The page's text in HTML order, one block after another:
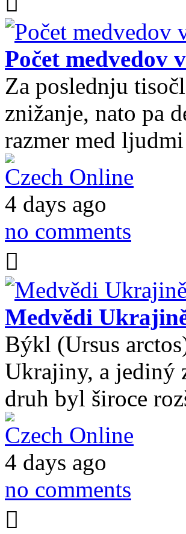
Počet medvedov
Za poslednju
znižanje, nato pa
razmer med
Czech Online
4 days ago
no comments
Medvědi
Býkl (Ursus
Ukrajiny, a jediný
druh byl široce
Czech Online
4 days ago
no comments